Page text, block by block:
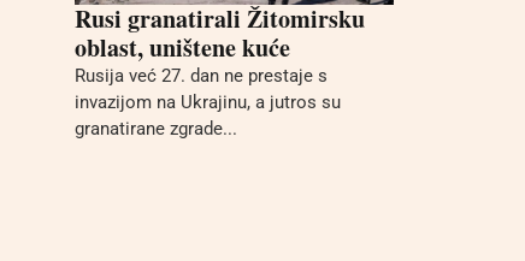
Rusi granatirali Žitomirsku
oblast, uništene kuće
Rusija već 27. dan ne prestaje s
invazijom na Ukrajinu, a jutros su
granatirane zgrade...